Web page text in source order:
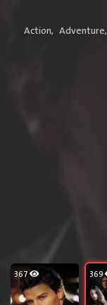
Action, Adventure,
369
367